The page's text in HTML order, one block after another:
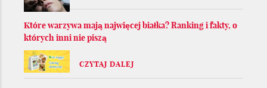
Które warzywa mają najwięcej białka? Ranking i fakty, o
których inni nie piszą
CZYTAJ DALEJ